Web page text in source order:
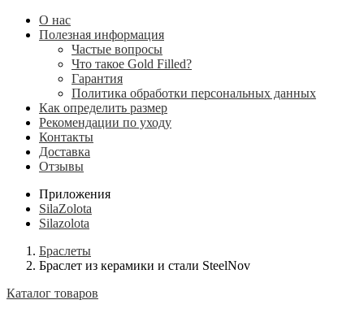
О нас
Полезная информация
Частые вопросы
Что такое Gold Filled?
Гарантия
Политика обработки персональных данных
Как определить размер
Рекомендации по уходу
Контакты
Доставка
Отзывы
Приложения
SilaZolota
Silazolota
Браслеты
Браслет из керамики и стали SteelNov
Каталог товаров